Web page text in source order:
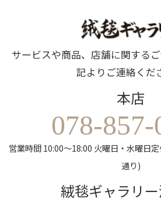
サービスや商品、店舗に関する
記よりご連絡くだ
本店
078-857-
営業時間 10:00～18:00 火曜日・水曜日
通り)
絨毯ギャラリ